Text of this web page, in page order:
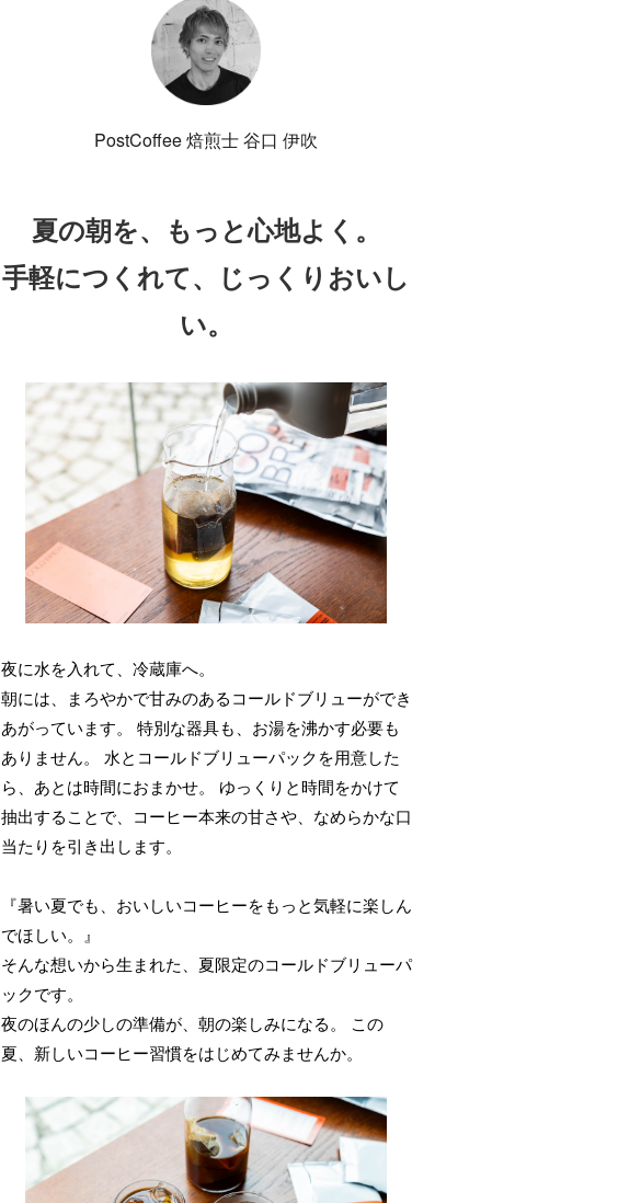
PostCoffee 焙煎士 谷口 伊吹
夏の朝を、もっと心地よく。
手軽につくれて、じっくりおいし
い。
夜に水を入れて、冷蔵庫へ。
朝には、まろやかで甘みのあるコールドブリューができ
あがっています。 特別な器具も、お湯を沸かす必要も
ありません。 水とコールドブリューパックを用意した
ら、あとは時間におまかせ。 ゆっくりと時間をかけて
抽出することで、コーヒー本来の甘さや、なめらかな口
当たりを引き出します。
『暑い夏でも、おいしいコーヒーをもっと気軽に楽しん
でほしい。』
そんな想いから生まれた、夏限定のコールドブリューパ
ックです。
夜のほんの少しの準備が、朝の楽しみになる。 この
夏、新しいコーヒー習慣をはじめてみませんか。